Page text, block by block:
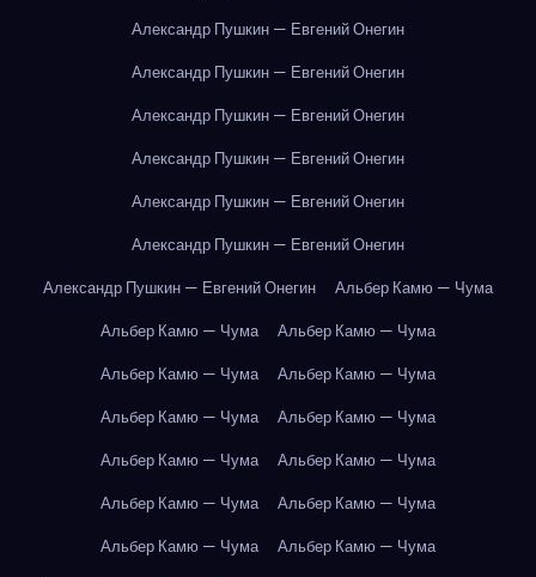
Александр Пушкин — Евгений Онегин
Александр Пушкин — Евгений Онегин
Александр Пушкин — Евгений Онегин
Александр Пушкин — Евгений Онегин
Александр Пушкин — Евгений Онегин
Александр Пушкин — Евгений Онегин
Александр Пушкин — Евгений Онегин
Альбер Камю — Чума
Альбер Камю — Чума
Альбер Камю — Чума
Альбер Камю — Чума
Альбер Камю — Чума
Альбер Камю — Чума
Альбер Камю — Чума
Альбер Камю — Чума
Альбер Камю — Чума
Альбер Камю — Чума
Альбер Камю — Чума
Альбер Камю — Чума
Альбер Камю — Чума